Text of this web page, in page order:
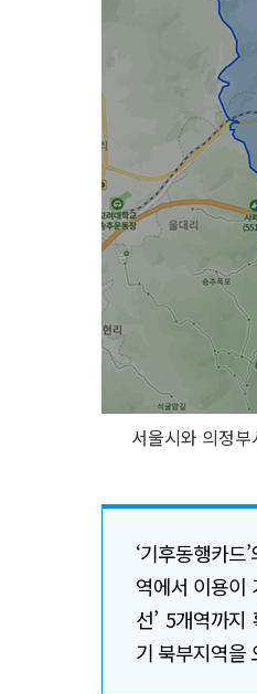
서울시와 의정
‘기후동행카
역에서 이용이
선’ 5개역까
기 북부지역을